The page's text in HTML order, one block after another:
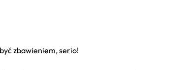
zbawieniem, serio!